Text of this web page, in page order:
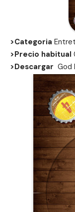
>Categoria
>Precio habitual
>Descargar God